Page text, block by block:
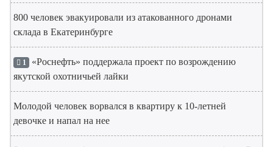
800 человек эвакуировали из атакованного дронами
склада в Екатеринбурге
1 «Роснефть» поддержала проект по возрождению
якутской охотничьей лайки
Молодой человек ворвался в квартиру к 10-летней
девочке и напал на нее